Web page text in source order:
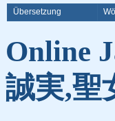
Übersetzung
Online
誠実,聖